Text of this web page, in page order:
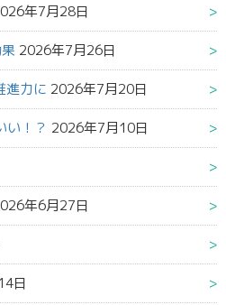
年7月28日
2026年7月26日
進力に 2026年7月20日
い！？ 2026年7月10日
年6月27日
日